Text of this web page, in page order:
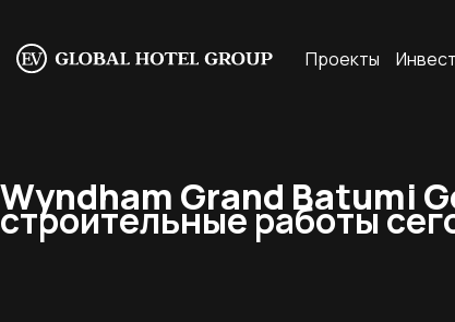
Проекты
Wyndham Grand Batumi
строительные работы